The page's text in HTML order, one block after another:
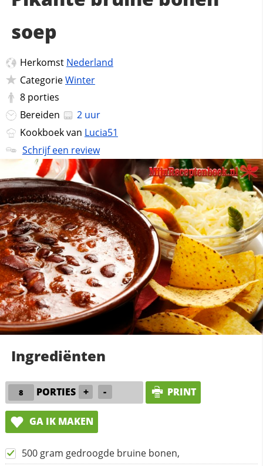
soep
Herkomst Nederland
CategorieWinter
8 porties
Bereiden
2 uur
Kookboek van Lucia51
Schrijf een review
Ingrediënten
PORTIES + - PRINT
GA IK MAKEN
500 gram gedroogde bruine bonen,